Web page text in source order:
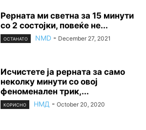
Рерната ми светна за 15 минути
со 2 состојки, повеќе не...
ОСТАНАТО NMD - December 27, 2021
Исчистете ја рерната за само
неколку минути со овој
феноменален трик,...
КОРИСНО НМД - October 20, 2020